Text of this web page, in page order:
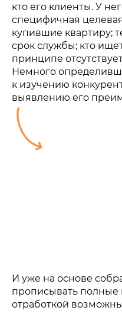
кто его клиенты. У
специфичная
купившие квартиру;
срок службы; кто
принципе
Немного
к изучению
выявлению его
И уже на основе
прописывать
отработкой